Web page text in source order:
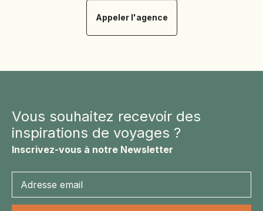
Appeler l'agence
Vous souhaitez recevoir des
inspirations de voyages ?
Inscrivez-vous à notre Newsletter